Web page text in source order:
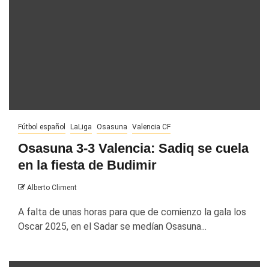
Fútbol español LaLiga Osasuna Valencia CF
Osasuna 3-3 Valencia: Sadiq se cuela
en la fiesta de Budimir
Alberto Climent
A falta de unas horas para que de comienzo la gala los
Oscar 2025, en el Sadar se medían Osasuna...